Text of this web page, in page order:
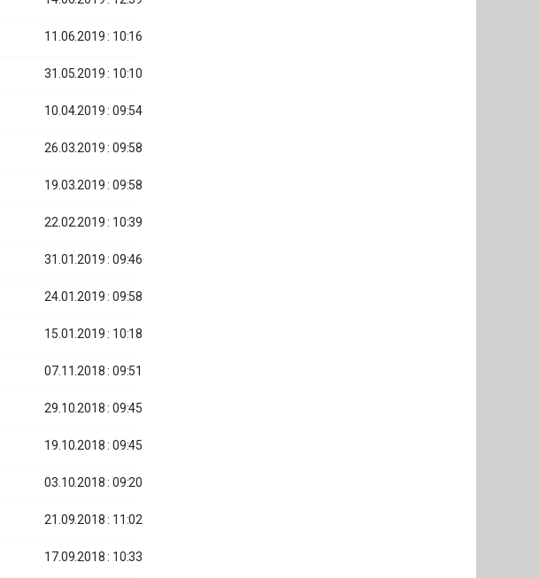
11.06.2019 : 10:16
31.05.2019 : 10:10
10.04.2019 : 09:54
26.03.2019 : 09:58
19.03.2019 : 09:58
22.02.2019 : 10:39
31.01.2019 : 09:46
24.01.2019 : 09:58
15.01.2019 : 10:18
07.11.2018 : 09:51
29.10.2018 : 09:45
19.10.2018 : 09:45
03.10.2018 : 09:20
21.09.2018 : 11:02
17.09.2018 : 10:33